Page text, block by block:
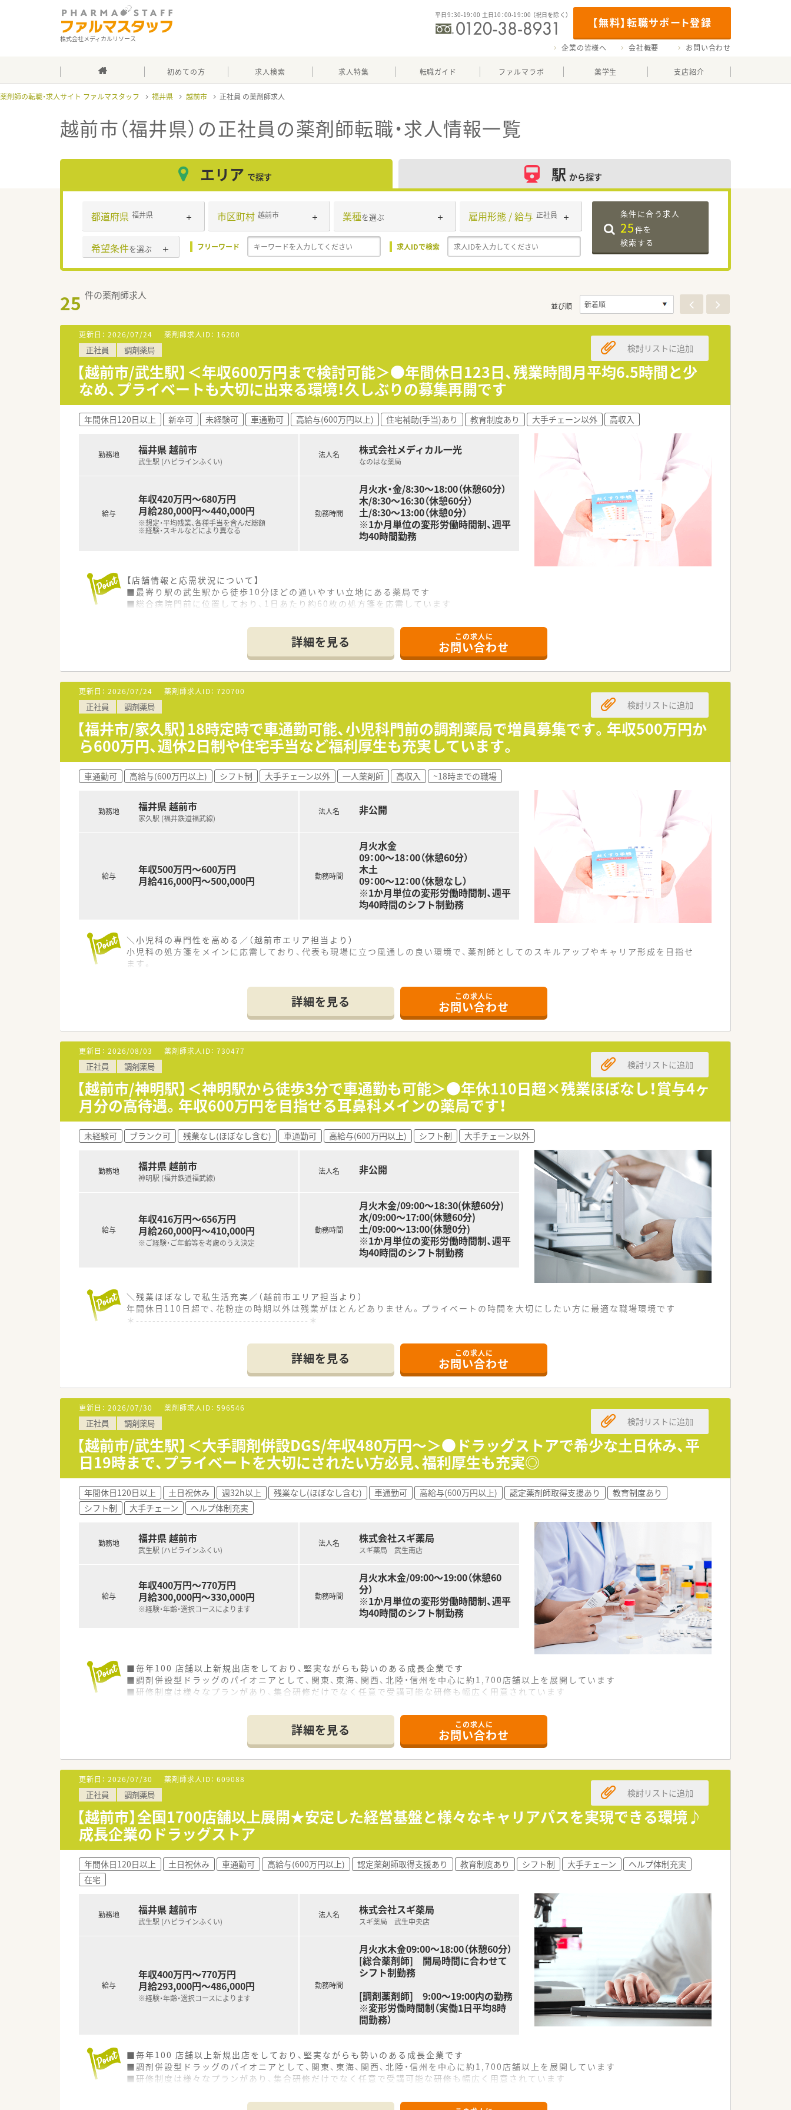
株式会社メディカルリソース
【無料】転職サポート登録
平日9：30-19：00 土日10：00-19：00 （祝日を除く）
企業の皆様へ 会社概要 お問い合わせ
初めての方 求人検索 求人特集 転職ガイド ファルマラボ 薬学生 支店紹介
薬剤師の転職・求人サイト ファルマスタッフ 福井県 越前市 正社員
越前市（福井県）の正社員の薬剤師転職・求人情報一覧
エリア で探す 駅 から探す
都道府県 福井県 市区町村 越前市 業種を選ぶ 雇用形態 / 給与 正社員
希望条件を選ぶ フリーワード 求人IDで検索
条件に合う求人
25件を
検索する
25 件の薬剤師求人
並び順
更新日： 2026/07/24 薬剤師求人ID： 16200
正社員 調剤薬局
【越前市/武生駅】＜年収600万円まで検討可能＞●年間休日123日、残業時間月平均6.5時間と少
なめ、プライベートも大切に出来る環境！久しぶりの募集再開です
検討リストに追加
年間休日120日以上 新卒可 未経験可 車通勤可 高給与(600万円以上) 住宅補助(手当)あり 教育制度あり 大手チェーン以外 高収入
勤務地 福井県 越前市
武生駅 (ハピラインふくい)
給与
年収420万円～680万円
月給280,000円～440,000円
※想定・平均残業、各種手当を含んだ総額
※経験・スキルなどにより異なる
法人名 株式会社メディカル一光
なのはな薬局
勤務時間
月火水・金/8:30～18:00（休憩60分）
木/8:30～16:30（休憩60分）
土/8:30～13:00（休憩0分）
※1か月単位の変形労働時間制、週平
均40時間勤務
【店舗情報と応需状況について】
■最寄り駅の武生駅から徒歩10分ほどの通いやすい立地にある薬局です
■総合病院門前に位置しており、1日あたり約60枚の処方箋を応需しています
■調剤薬局を主軸に、介護施設運営や医薬品卸事業など多角的に展開しています
■良質な医療・介護サービスの提供を理念に、市場ニーズに応えサポートしています
■東海・関西・関東圏に94店舗を展開し、安定した経営基盤を持つ企業です
【勤務実態について】
■年間休日は123日と多く、週休2日制でしっかりお休みを取得できます
■残業時間は月平均6.5時間と少なめで、プライベートとの両立が図りやすい環境です
■転居のないエリア社員と、手当が手厚いナショナル社員の選択が可能です
【想定される業務内容】
■保険調剤業務として、調剤、監査、服薬指導などの一連の業務を担当していただきます
■総合病院門前のため、多岐にわたる診療科の処方箋応需を通じてスキルアップが望めます
詳細を見る この求人に
お問い合わせ
更新日： 2026/07/24 薬剤師求人ID： 720700
正社員 調剤薬局
【福井市/家久駅】18時定時で車通勤可能、小児科門前の調剤薬局で増員募集です。年収500万円か
ら600万円、週休2日制や住宅手当など福利厚生も充実しています。
検討リストに追加
車通勤可 高給与(600万円以上) シフト制 大手チェーン以外 一人薬剤師 高収入 ~18時までの職場
勤務地 福井県 越前市
家久駅 (福井鉄道福武線)
給与
年収500万円～600万円
月給416,000円～500,000円
法人名 非公開
勤務時間
月火水金
09：00～18：00（休憩60分）
木土
09：00～12：00（休憩なし）
※1か月単位の変形労働時間制、週平
均40時間のシフト制勤務
＼小児科の専門性を高める／（越前市エリア担当より）
小児科の処方箋をメインに応需しており、代表も現場に立つ風通しの良い環境で、薬剤師としてのスキルアップやキャリア形成を目指せ
ます。
■最寄り駅から車で7分ほどの場所に位置しており、日々のマイカー通勤も非常に快適に行える好立地な環境です。
■主に小児科の処方箋を応需しており、地域のお子様の健康を支えるやりがいのある調剤業務に携わることができます。
■開局時間は18時までとなっており、無理のないスケジュールで患者様一人ひとりに丁寧な服薬指導が行えます。
【法人特徴について】
■東海圏や関西圏を中心に計17店舗を展開しており、2012年に設立された成長を続ける活気ある企業です。
■「人から人へ」という理念を掲げ、薬剤師の枠にとらわれない新しいチャレンジを全社一丸となって推進しています。
■代表自身も薬剤師として現場に立つことがあり、従業員と同じ目線で店舗運営や環境改善に取り組んでおられます。
【想定されるキャリアイメージ】
■まずは店舗での日々の業務を通じて、小児科領域における専門的な服薬指導のスキルを確実に高めることができます。
■将来的なキャリアとして、店舗管理手当や管理薬剤師手当を目指した責任あるポジションへのステップアップも可能です。
■代表との距離が近いため、経営的な視点を学びながら薬局全体の運営に関わる幅広いスキルを身につけられます。
詳細を見る この求人に
お問い合わせ
更新日： 2026/08/03 薬剤師求人ID： 730477
正社員 調剤薬局
【越前市/神明駅】＜神明駅から徒歩3分で車通勤も可能＞●年休110日超×残業ほぼなし！賞与4ヶ
月分の高待遇。年収600万円を目指せる耳鼻科メインの薬局です！
検討リストに追加
未経験可 ブランク可 残業なし(ほぼなし含む) 車通勤可 高給与(600万円以上) シフト制 大手チェーン以外
勤務地 福井県 越前市
神明駅 (福井鉄道福武線)
給与
年収416万円～656万円
月給260,000円～410,000円
※ご経験・ご年齢等を考慮のうえ決定
法人名 非公開
勤務時間
月火木金/09:00～18:30(休憩60分)
水/09:00～17:00(休憩60分)
土/09:00～13:00(休憩0分)
※1か月単位の変形労働時間制、週平
均40時間のシフト制勤務
＼残業ほぼなしで私生活充実／（越前市エリア担当より）
年間休日110日超で、花粉症の時期以外は残業がほとんどありません。プライベートの時間を大切にしたい方に最適な職場環境です
＊------------------------------------------＊
■神明駅から徒歩3分というアクセスの良さに加え、耳鼻科メインの処方箋を1日あたり約40枚応需している調剤薬局です
■常勤薬剤師2名と医療事務2名が在籍し、約1000品目の医薬品を取り扱いながら地域に根ざした医療を提供しています
■外観はカフェのように美しく非常に綺麗な店舗であり、患者様がリラックスして過ごすことができる快適な空間が広がっています
【募集背景と求める人物像について】
■今回は体制強化のための増員募集であり、地域医療への貢献に熱意を持って取り組んでいただける薬剤師を歓迎しております
■未経験やブランクがある方でも応募可能であり、向上心を持って業務に取り組む姿勢があれば安心してスタートできる環境です
■地域のかかりつけ薬局として、患者様に寄り添いながら丁寧なコミュニケーションを図ることができる方を求めております
【法人特徴について】
■地域に根ざした個人経営の調剤薬局として、近隣エリアで計2店舗を運営し、患者様から厚い信頼を得ている法人でございます
■代表も現場経験のある薬剤師であり、現在も調剤室に入って従業員と同じ目線で業務をサポートしているのが大きな特徴です
■代表は地域の薬剤師会の会長を務めており、医療に関する多様な情報の共有が迅速に行われるため、常に最新の知見を得られます
詳細を見る この求人に
お問い合わせ
更新日： 2026/07/30 薬剤師求人ID： 596546
正社員 調剤薬局
【越前市/武生駅】＜大手調剤併設DGS/年収480万円～＞●ドラッグストアで希少な土日休み、平
日19時まで、プライベートを大切にされたい方必見、福利厚生も充実◎
検討リストに追加
年間休日120日以上 土日祝休み 週32h以上 残業なし(ほぼなし含む) 車通勤可 高給与(600万円以上) 認定薬剤師取得支援あり
教育制度あり
シフト制
大手チェーン ヘルプ体制充実
勤務地 福井県 越前市
武生駅 (ハピラインふくい)
給与
年収400万円～770万円
月給300,000円～330,000円
※経験・年齢・選択コースによります
法人名 株式会社スギ薬局
スギ薬局 武生南店
勤務時間
月火水木金/09:00～19:00（休憩60
分）
※1か月単位の変形労働時間制、週平
均40時間のシフト制勤務
■毎年100 店舗以上新規出店をしており、堅実ながらも勢いのある成長企業です
■調剤併設型ドラッグのパイオニアとして、関東、東海、関西、北陸・信州を中心に約1,700店舗以上を展開しています
■研修制度は様々なプランがあり、集合研修だけでなく任意で受講可能な研修も幅広く用意されています
■総合薬剤師・調剤薬剤師（土日休み・19時までの勤務）どちらかの働き方を選択できます
■調剤併設型だけでなく「医療モール・クリニック併設店舗」「敷地内薬局」「訪問調剤特化型店舗」など様々な店舗を運営しています
■在宅医療にも積極的取り組んでおり「訪問調剤特化型店舗」を50店舗以上、無菌調剤室は業界最多の51店舗設置しています
■「プラチナくるみん認定企業」「健康経営優良法人2023（大規模法人部門）認定」等を取得し一人ひとりが働きやすい環境が整備されて
います
■充実した研修制度、人事制度、評価制度、キャリア支援制度等があるのも特徴です
詳細を見る この求人に
お問い合わせ
更新日： 2026/07/30 薬剤師求人ID： 609088
正社員 調剤薬局
【越前市】全国1700店舗以上展開★安定した経営基盤と様々なキャリアパスを実現できる環境♪
成長企業のドラッグストア
検討リストに追加
年間休日120日以上 土日祝休み 車通勤可 高給与(600万円以上) 認定薬剤師取得支援あり 教育制度あり シフト制 大手チェーン
ヘルプ体制充実
在宅
勤務地 福井県 越前市
武生駅 (ハピラインふくい)
給与
年収400万円～770万円
月給293,000円～486,000円
※経験・年齢・選択コースによります
法人名 株式会社スギ薬局
スギ薬局 武生中央店
勤務時間
月火水木金09:00～18:00（休憩60分）
[総合薬剤師] 開局時間に合わせて
シフト制勤務
[調剤薬剤師] 9:00～19:00内の勤務
※変形労働時間制（実働1日平均8時
間勤務）
■毎年100 店舗以上新規出店をしており、堅実ながらも勢いのある成長企業です
■調剤併設型ドラッグのパイオニアとして、関東、東海、関西、北陸・信州を中心に約1,700店舗以上を展開しています
■研修制度は様々なプランがあり、集合研修だけでなく任意で受講可能な研修も幅広く用意されています